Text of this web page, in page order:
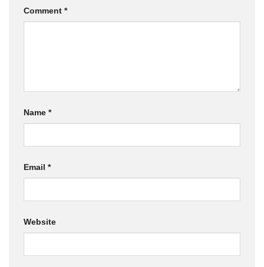
Comment *
Name *
Email *
Website